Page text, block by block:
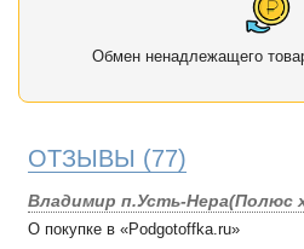
Обмен ненадлежащего
ОТЗЫВЫ (77)
Владимир п.Усть-Нера(Полюс
О покупке в «Podgotoffka.ru»